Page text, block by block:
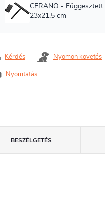
Nyomtatás
Kérdés Nyomon követés
BESZÉLGETÉS